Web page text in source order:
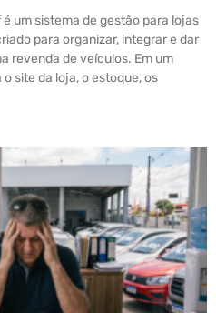
um sistema de gestão para lojas
para organizar, integrar e dar
revenda de veículos. Em um
site da loja, o estoque, os